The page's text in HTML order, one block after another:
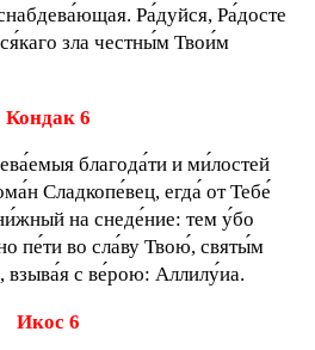
Ра́дуйся, Ра́досте
зла честны́м Твои́м
Кондак 6
благода́ти и ми́лостей
Сладкопе́вец, егда́ от Тебе́
на снеде́ние: тем у́бо
пе́ти во сла́ву Твою́, святы́м
взыва́я с ве́рою: Аллилу́иа.
Икос 6